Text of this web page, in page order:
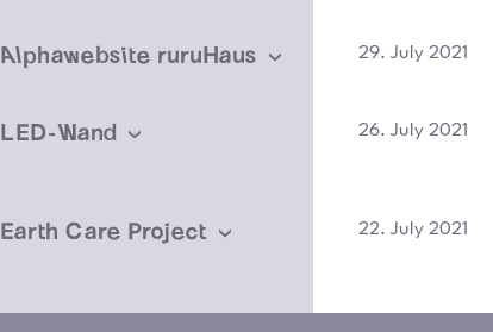
Alphawebsite ruruHaus 29. July 2021
LED-Wand 26. July 2021
Earth Care Project 22. July 2021